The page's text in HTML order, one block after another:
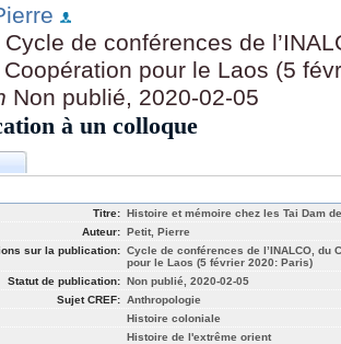
Cycle de conférences de
pour le Laos (5
Non publié, 2020-02-05
à un colloque
Titre: Histoire et mémoire chez les Tai Dam
Auteur: Petit, Pierre
sur la publication: Cycle de conférences de l’INALCO, du
pour le Laos (5 février 2020: Paris)
Statut de publication: Non publié, 2020-02-05
Sujet CREF: Anthropologie
Histoire coloniale
Histoire de l'extrême orient